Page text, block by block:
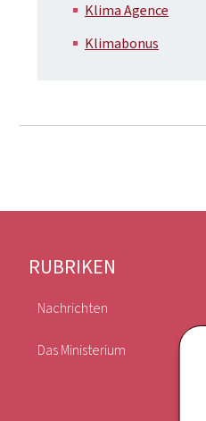
Klima Agence
Klimabonus
Footer
RUBRIKEN
Nachrichten
Das Ministerium